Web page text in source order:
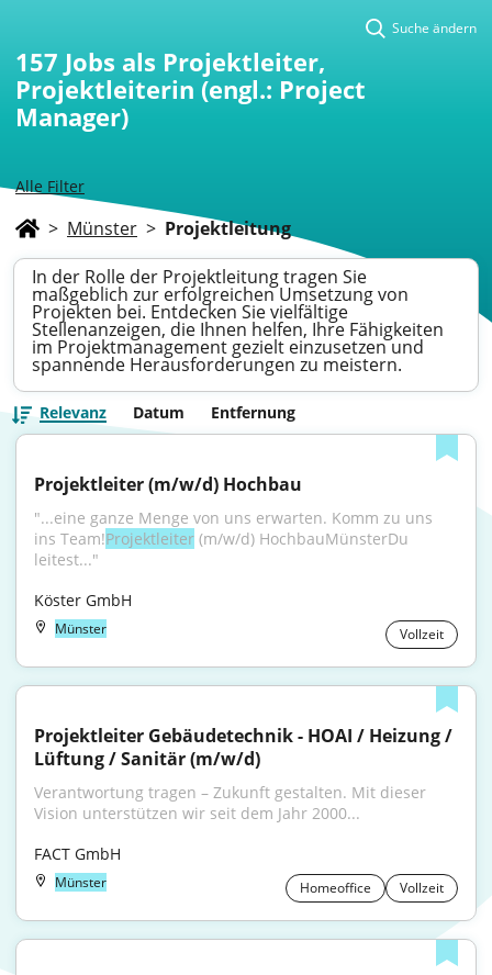
Alle Filter
Suche ändern
157 Jobs als Projektleiter,
Projektleiterin (engl.: Project
Manager)
> Münster > Projektleitung
In der Rolle der Projektleitung tragen Sie
maßgeblich zur erfolgreichen Umsetzung von
Projekten bei. Entdecken Sie vielfältige
Stellenanzeigen, die Ihnen helfen, Ihre Fähigkeiten
im Projektmanagement gezielt einzusetzen und
spannende Herausforderungen zu meistern.
Relevanz Datum Entfernung
Projektleiter (m/w/d) Hochbau
"...eine ganze Menge von uns erwarten. Komm zu uns
ins Team!Projektleiter (m/w/d) HochbauMünsterDu
leitest..."
Köster GmbH
Münster Vollzeit
Projektleiter Gebäudetechnik - HOAI / Heizung /
Lüftung / Sanitär (m/w/d)
Verantwortung tragen – Zukunft gestalten. Mit dieser
Vision unterstützen wir seit dem Jahr 2000...
FACT GmbH
Münster Homeoffice Vollzeit